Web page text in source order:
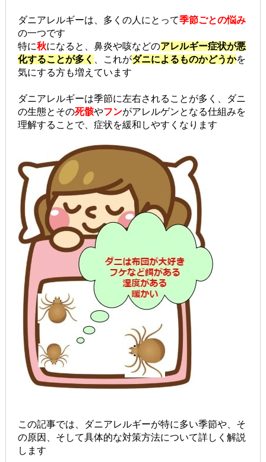
ダニアレルギーは、多くの人にとって季節ごとの悩み
の一つです
特に秋になると、鼻炎や咳などのアレルギー症状が悪
化することが多く
、これがダニによるものかどうかを
気にする方も増えています
ダニアレルギーは季節に左右されることが多く、ダニ
の生態とその死骸やフンがアレルゲンとなる仕組みを
理解することで、症状を緩和しやすくなります
この記事では、ダニアレルギーが特に多い季節や、そ
の原因、そして具体的な対策方法について詳しく解説
します